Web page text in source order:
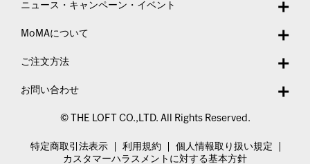
ニュース・キャンペーン・イベント
MoMAについて
ご注文方法
お問い合わせ
© THE LOFT CO.,LTD. All Rights Reserved.
特定商取引法表示 利用規約
個人情報取り扱い規定
カスタマーハラスメントに対する基本方針